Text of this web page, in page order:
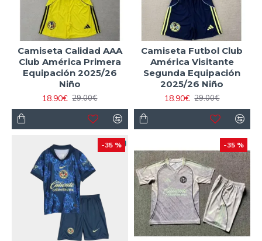
Camiseta Calidad AAA
Club América Primera
Equipación 2025/26
Niño
18.90€ 29.00€
Camiseta Futbol Club
América Visitante
Segunda Equipación
2025/26 Niño
18.90€ 29.00€
-35 % -35 %